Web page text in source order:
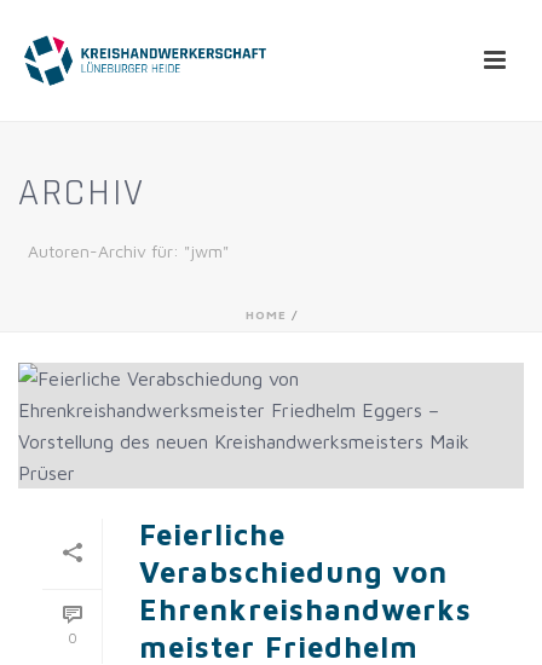
ARCHIV
Autoren-Archiv für: "jwm"
HOME /
0
Feierliche
Verabschiedung von
Ehrenkreishandwerks
meister Friedhelm